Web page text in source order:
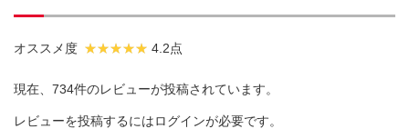
オススメ度 4.2点
現在、734件のレビューが投稿されています。
レビューを投稿するにはログインが必要です。